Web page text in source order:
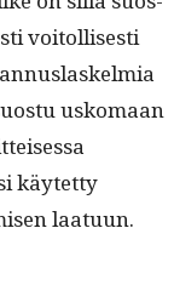
voitol­lis­es­ti
usko­maan
käytet­ty
laatuun.